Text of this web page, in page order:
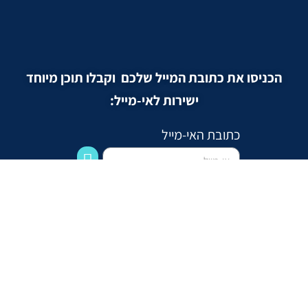
הכניסו את כתובת המייל שלכם וקבלו תוכן מיוחד
ישירות לאי-מייל:
כתובת האי-מייל